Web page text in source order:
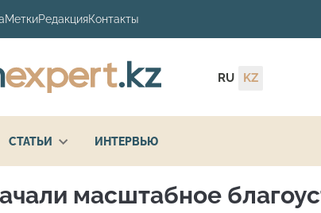
МеткиРедакцияКонтакты
RU KZ
СТАТЬИ ИНТЕРВЬЮ
масштабное